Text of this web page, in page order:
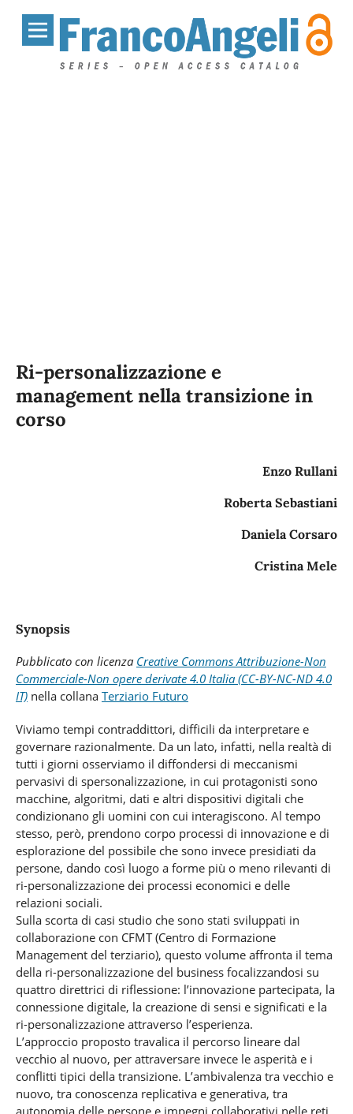
Ri-personalizzazione e
management nella transizione in
corso
Enzo Rullani
Roberta Sebastiani
Daniela Corsaro
Cristina Mele
Synopsis
Pubblicato con licenza Creative Commons Attribuzione-Non
Commerciale-Non opere derivate 4.0 Italia (CC-BY-NC-ND 4.0
IT) nella collana Terziario Futuro
Viviamo tempi contraddittori, difficili da interpretare e
governare razionalmente. Da un lato, infatti, nella realtà di
tutti i giorni osserviamo il diffondersi di meccanismi
pervasivi di spersonalizzazione, in cui protagonisti sono
macchine, algoritmi, dati e altri dispositivi digitali che
condizionano gli uomini con cui interagiscono. Al tempo
stesso, però, prendono corpo processi di innovazione e di
esplorazione del possibile che sono invece presidiati da
persone, dando così luogo a forme più o meno rilevanti di
ri-personalizzazione dei processi economici e delle
relazioni sociali.
Sulla scorta di casi studio che sono stati sviluppati in
collaborazione con CFMT (Centro di Formazione
Management del terziario), questo volume affronta il tema
della ri-personalizzazione del business focalizzandosi su
quattro direttrici di riflessione: l’innovazione partecipata, la
connessione digitale, la creazione di sensi e significati e la
ri-personalizzazione attraverso l’esperienza.
L’approccio proposto travalica il percorso lineare dal
vecchio al nuovo, per attraversare invece le asperità e i
conflitti tipici della transizione. L’ambivalenza tra vecchio e
nuovo, tra conoscenza replicativa e generativa, tra